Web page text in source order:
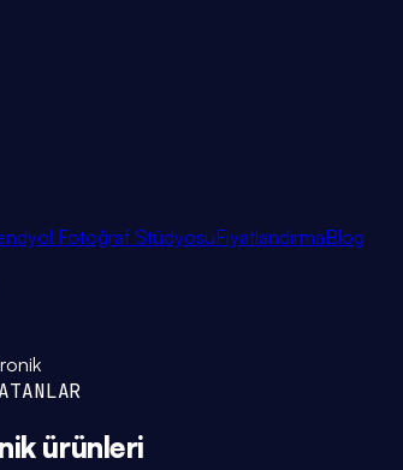
Fotoğraf StüdyosuFiyatlandırmaBlog
ürünleri